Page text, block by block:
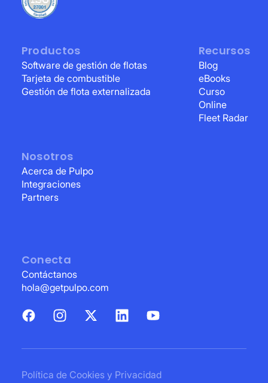
Productos
Software de gestión de flotas
Tarjeta de combustible
Gestión de flota externalizada
Recursos
Blog
eBooks
Curso
Online
Fleet Radar
Conecta
Contáctanos
hola@getpulpo.com
Nosotros
Acerca de Pulpo
Integraciones
Partners
Política de Cookies y Privacidad